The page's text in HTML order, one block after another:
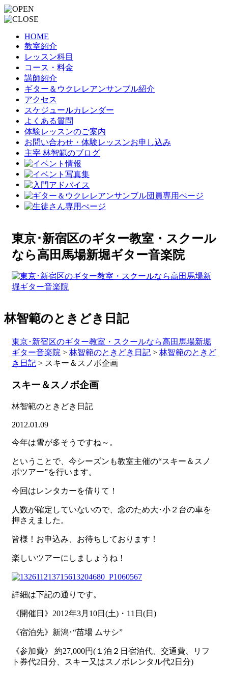
HOME
教室紹介
レッスン科目
コース・料金
講師紹介
ギター＆ウクレレアンサンブル紹介
アクセス
スケジュールカレンダー
よくある質問
体験レッスンのご案内
お問い合わせ・体験レッスンお申し込み
主宰 林智範のブログ
東京･新宿区のギター教室・スクール
なら高田馬場新堀ギター音楽院
林智範のときどき日記
東京･新宿区のギター教室・スクールなら高田馬場新堀
ギター音楽院 > 林智範のときどき日記 > 林智範のときど
き日記 > スキー＆スノボ企画
スキー＆スノボ企画
林智範のときどき日記
2012.01.09
今年は雪が多そうですね～。
ということで、今シーズンも教室主催の“スキー＆スノ
ボツアー”を行います。
今回はレンタカーを借りて！
人数が確定していないので、念のため大･小２台の車を
押さえました。
皆様！お申込み、お待ちしております！
楽しいツアーにしましょうね！
詳細は下記の通りです。
《開催日》2012年3月10日(土)・11日(日)
《宿泊先》新潟･“苗場 ムサシ”
《参加費》 約27,000円(１泊２日宿泊代、交通費、リフ
ト券代2日分、スキー又はスノボレンタル代2日分)